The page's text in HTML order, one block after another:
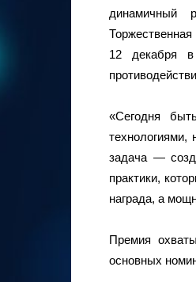
динамичный
12 декабря
«Сегодня
задача —
практики,
награда, а
Премия
основных